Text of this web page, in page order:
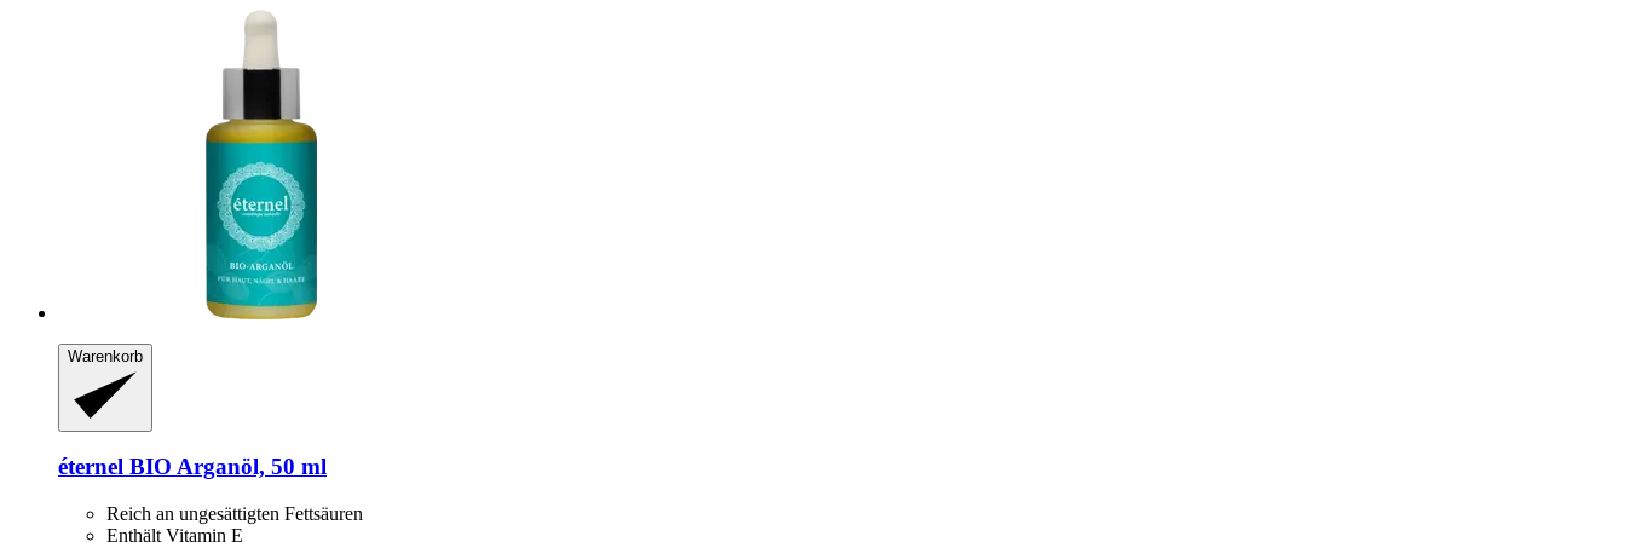
Warenkorb
éternel BIO Arganöl, 50 ml
Reich an ungesättigten Fettsäuren
Enthält Vitamin E